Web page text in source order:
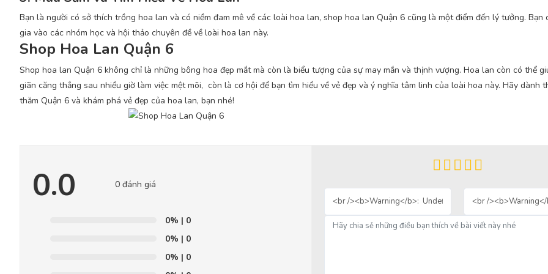
Bạn là người có sở thích trồng hoa lan và có niềm đam mê về các loài hoa lan, shop hoa lan Quận 6 cũng là một điểm đến lý tưởng. Bạn
gia vào các nhóm học và hội thảo chuyên đề về loài hoa lan này.
Shop Hoa Lan Quận 6
Shop hoa lan Quận 6 không chỉ là những bông hoa đẹp mắt mà còn là biểu tượng của sự may mắn và thịnh vượng. Hoa lan còn có thể
giãn căng thẳng sau nhiều giờ làm việc mệt mõi, còn là cơ hội để bạn tìm hiểu về vẻ đẹp và ý nghĩa tâm linh của loài hoa này. Hãy dành
thăm Quận 6 và khám phá vẻ đẹp của hoa lan, bạn nhé!
0.0 0 đánh giá
0% | 0
0% | 0
0% | 0